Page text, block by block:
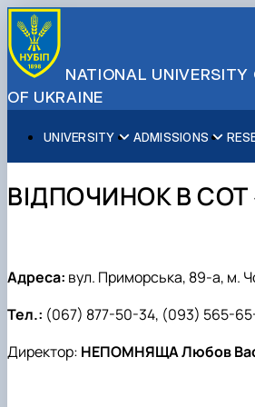
NATIONAL UNIVERSITY
OF UKRAINE
UNIVERSITY
About NUBiP
Campus & Facilities
ADMISSIONS
Academic Programs
International Student Support
Research Excellence
Projects
Patent & Licensing
Educational and Research
Educational & Research Farms
Partnerships
Erasmus+ Mobility
International Students Office
Faculties and Units
Press Service
ВІДПОЧИНОК В
Адреса: вул. Приморська, 89-а, м.
Тел.: (067) 877-50-34, (093) 565-
Директор: НЕПОМНЯЩА Любов